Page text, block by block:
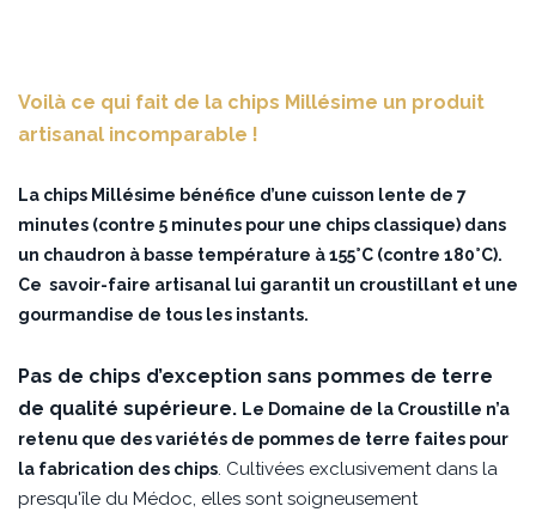
Voilà ce qui fait de la chips Millésime un produit
artisanal incomparable !
La chips Millésime bénéfice d’une cuisson lente de 7
minutes (contre 5 minutes pour une chips classique) dans
un chaudron à basse température à 155°C (contre 180°C).
Ce savoir-faire artisanal lui garantit un croustillant et une
gourmandise de tous les instants.
Pas de chips d’exception sans pommes de terre
de qualité supérieure. Le Domaine de la Croustille n’a
retenu que des variétés de pommes de terre faites pour
la fabrication des chips. Cultivées exclusivement dans la
presqu'île du Médoc, elles sont soigneusement